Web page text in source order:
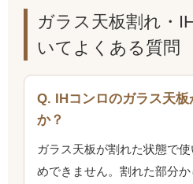
ガラス天板割れ・
いてよくある質問
Q. IHコンロのガラス天
か？
ガラス天板が割れた状態で
めできません。割れた部分